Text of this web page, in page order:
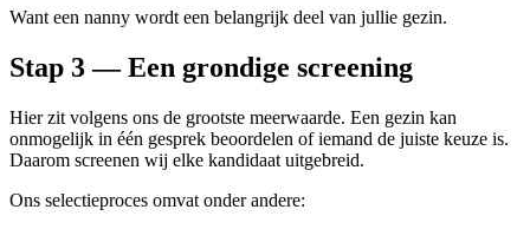
Want een nanny wordt een belangrijk deel van jullie gezin.
Stap 3 — Een grondige screening
Hier zit volgens ons de grootste meerwaarde. Een gezin kan
onmogelijk in één gesprek beoordelen of iemand de juiste keuze is.
Daarom screenen wij elke kandidaat uitgebreid.
Ons selectieproces omvat onder andere: